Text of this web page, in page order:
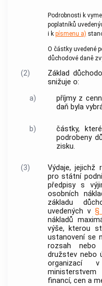
Podrobnosti k
poplatníků
i k písmenu a)
O částky uvedené
důchodové daně
(2) Základ
snižuje o:
a)
příjmy z
daň byla
b)
částky,
podrobeny
zisku.
(3)
Výdaje, jejichž
pro státní
předpisy s
osobních
základu
uvedených v§
nákladů
výše, kterou
ustanovení se
rozsah nebo
družstev nebo
organizací
financí, cen a